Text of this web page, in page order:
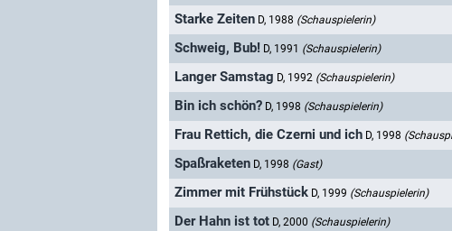
Starke Zeiten D, 1988 (Schauspielerin)
Schweig, Bub! D, 1991 (Schauspielerin)
Langer Samstag D, 1992 (Schauspielerin)
Bin ich schön? D, 1998 (Schauspielerin)
Frau Rettich, die Czerni und ich D, 1998
Spaßraketen D, 1998 (Gast)
Zimmer mit Frühstück D, 1999 (Schauspielerin)
Der Hahn ist tot D, 2000 (Schauspielerin)